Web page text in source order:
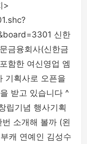
>
신한
금융회사(신한금
함한 여신영업 엠
기획사로 오픈을
받고 있습니다 ^
립기념 행사기획
소개해 볼까 (왼
캐 연예인 김성수